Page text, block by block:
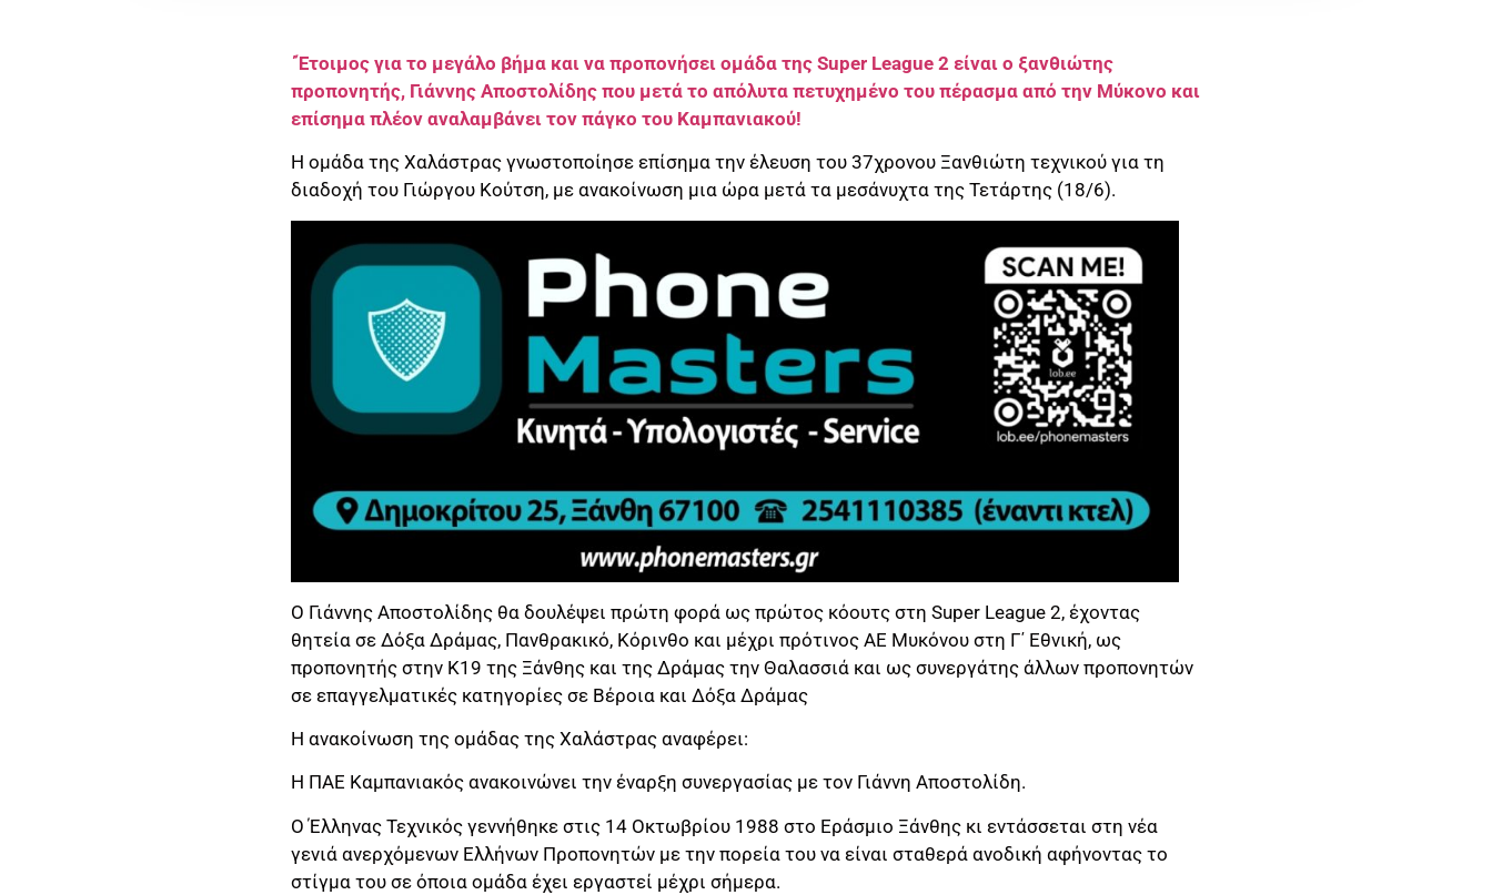
΄Έτοιμος για το μεγάλο βήμα και να προπονήσει ομάδα της Super League 2 είναι ο ξανθιώτης
προπονητής, Γιάννης Αποστολίδης που μετά το απόλυτα πετυχημένο του πέρασμα από την Μύκονο και
επίσημα πλέον αναλαμβάνει τον πάγκο του Καμπανιακού!
Η ομάδα της Χαλάστρας γνωστοποίησε επίσημα την έλευση του 37χρονου Ξανθιώτη τεχνικού για τη
διαδοχή του Γιώργου Κούτση, με ανακοίνωση μια ώρα μετά τα μεσάνυχτα της Τετάρτης (18/6).
Ο Γιάννης Αποστολίδης θα δουλέψει πρώτη φορά ως πρώτος κόουτς στη Super League 2, έχοντας
θητεία σε Δόξα Δράμας, Πανθρακικό, Κόρινθο και μέχρι πρότινος ΑΕ Μυκόνου στη Γ΄ Εθνική, ως
προπονητής στην Κ19 της Ξάνθης και της Δράμας την Θαλασσιά και ως συνεργάτης άλλων προπονητών
σε επαγγελματικές κατηγορίες σε Βέροια και Δόξα Δράμας
Η ανακοίνωση της ομάδας της Χαλάστρας αναφέρει:
Η ΠΑΕ Καμπανιακός ανακοινώνει την έναρξη συνεργασίας με τον Γιάννη Αποστολίδη.
Ο Έλληνας Τεχνικός γεννήθηκε στις 14 Οκτωβρίου 1988 στο Εράσμιο Ξάνθης κι εντάσσεται στη νέα
γενιά ανερχόμενων Ελλήνων Προπονητών με την πορεία του να είναι σταθερά ανοδική αφήνοντας το
στίγμα του σε όποια ομάδα έχει εργαστεί μέχρι σήμερα.